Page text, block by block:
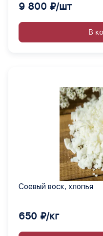
9 800 ₽/шт
В
Соевый воск, хлопья
650 ₽/кг